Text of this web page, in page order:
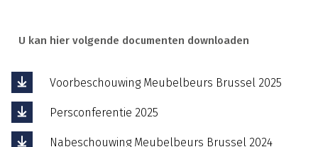
U kan hier volgende documenten downloaden
Voorbeschouwing Meubelbeurs Brussel 2025
Persconferentie 2025
Nabeschouwing Meubelbeurs Brussel 2024